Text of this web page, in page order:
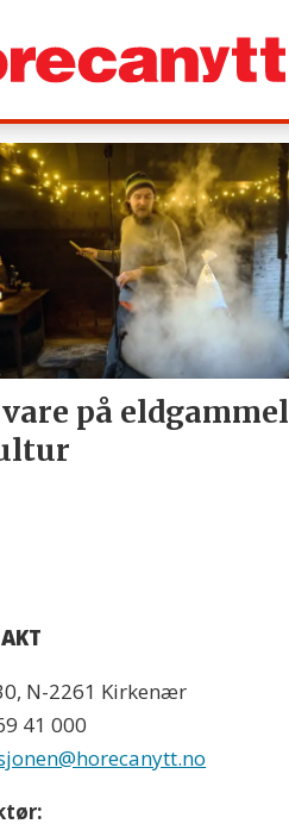
på eldgammel
N-2261 Kirkenær
41 000